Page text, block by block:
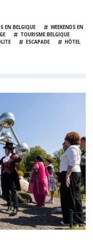
EN BELGIQUE
WEEKENDS EN
TOURISME BELGIQUE
ESCAPADE HÔTEL